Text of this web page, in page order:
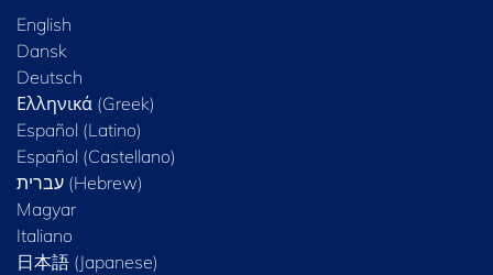
English
Dansk
Deutsch
Ελληνικά (Greek)
Español (Latino)
Español (Castellano)
Magyar
Italiano
日本語 (Japanese)